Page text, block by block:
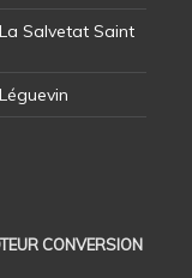
Salvetat Saint
CONVERSION